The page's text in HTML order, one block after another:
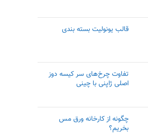
قالب یونولیت بسته بندی
تفاوت چرخ‌های سر کیسه دوز
اصلی ژاپنی با چینی
چگونه از کارخانه ورق مس
بخریم؟